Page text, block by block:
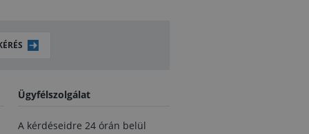
Ügyfélszolgálat
A kérdéseidre 24 órán belül